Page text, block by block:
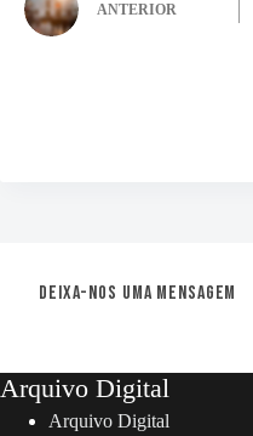
ANTERIOR
Deixa-nos uma mensagem
Arquivo Digital
Arquivo Digital